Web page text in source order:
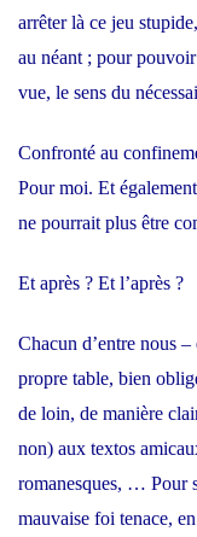
arrêter là ce jeu
au néant ; pour
vue, le sens du
Confronté au
Pour moi. Et
ne pourrait plus être
Et après ? Et l’après ?
Chacun d’entre nous
propre table, bien
de loin, de manière
non) aux textos
romanesques, … Pour
mauvaise foi tenace,